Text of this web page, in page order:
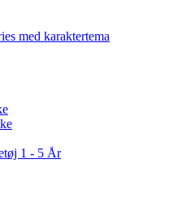
med karaktertema
1 - 5 År